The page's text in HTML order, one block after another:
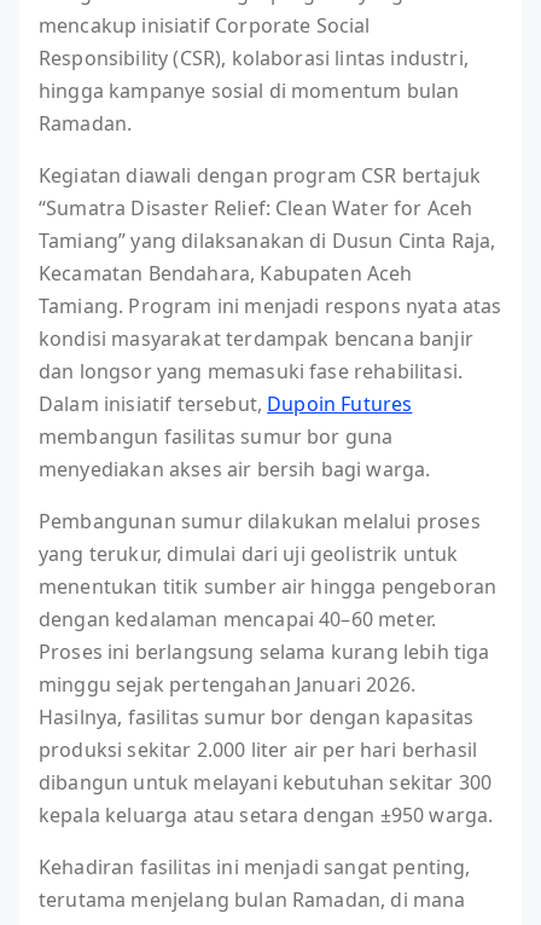
mencakup inisiatif Corporate Social
Responsibility (CSR), kolaborasi lintas industri,
hingga kampanye sosial di momentum bulan
Ramadan.
Kegiatan diawali dengan program CSR bertajuk
“Sumatra Disaster Relief: Clean Water for Aceh
Tamiang” yang dilaksanakan di Dusun Cinta Raja,
Kecamatan Bendahara, Kabupaten Aceh
Tamiang. Program ini menjadi respons nyata atas
kondisi masyarakat terdampak bencana banjir
dan longsor yang memasuki fase rehabilitasi.
Dalam inisiatif tersebut, Dupoin Futures
membangun fasilitas sumur bor guna
menyediakan akses air bersih bagi warga.
Pembangunan sumur dilakukan melalui proses
yang terukur, dimulai dari uji geolistrik untuk
menentukan titik sumber air hingga pengeboran
dengan kedalaman mencapai 40–60 meter.
Proses ini berlangsung selama kurang lebih tiga
minggu sejak pertengahan Januari 2026.
Hasilnya, fasilitas sumur bor dengan kapasitas
produksi sekitar 2.000 liter air per hari berhasil
dibangun untuk melayani kebutuhan sekitar 300
kepala keluarga atau setara dengan ±950 warga.
Kehadiran fasilitas ini menjadi sangat penting,
terutama menjelang bulan Ramadan, di mana